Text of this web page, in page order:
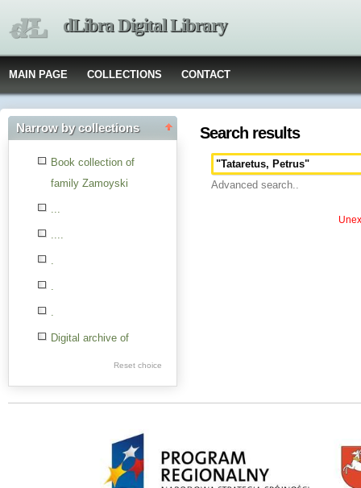
dLibra Digital Library
MAIN PAGE COLLECTIONS CONTACT
Narrow by collections
Book collection of
family Zamoyski
...
....
.
.
.
Digital archive of
Reset choice
Search results
Advanced search..